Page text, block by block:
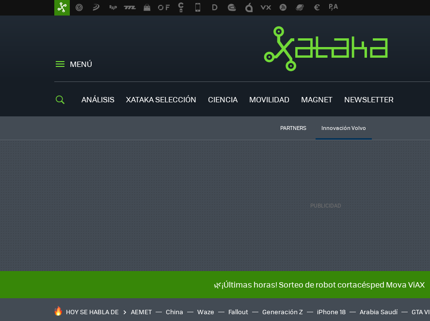
MENÚ
ANÁLISIS XATAKA SELECCIÓN CIENCIA MOVILIDAD MAGNET NEWSLETTER
PARTNERS Innovación Volvo
🌿¡Últimas horas! Sorteo de robot cortacésped Mova ViAX
HOY SE HABLA DE AEMET China Waze Fallout Generación Z iPhone 18 Arabia Saudí GTA VI